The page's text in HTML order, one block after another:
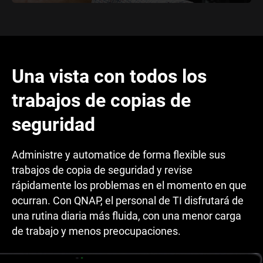
Una vista con todos los
trabajos de copias de
seguridad
Administre y automatice de forma flexible sus
trabajos de copia de seguridad y revise
rápidamente los problemas en el momento en que
ocurran. Con QNAP, el personal de TI disfrutará de
una rutina diaria más fluida, con una menor carga
de trabajo y menos preocupaciones.